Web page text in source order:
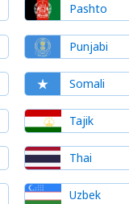
Pashto
Punjabi
Somali
Tajik
Thai
Uzbek